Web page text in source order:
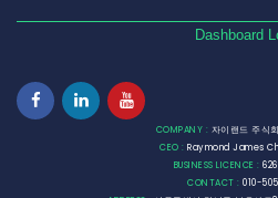
Dashboard
COMPANY : 자이랜드 주식
CEO : Raymond James
BUSINESS LICENCE :
CONTACT : 010-